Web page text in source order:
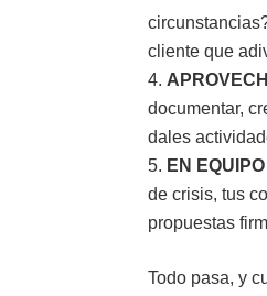
cliente que
documentar,
dales
EN
de crisis, tus
propuestas
Todo pasa, y